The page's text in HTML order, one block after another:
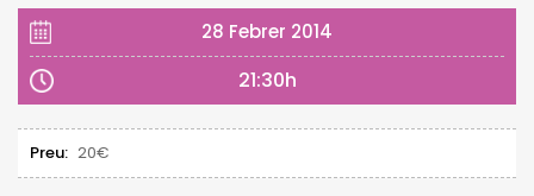
28 Febrer 2014
21:30h
Preu: 20€